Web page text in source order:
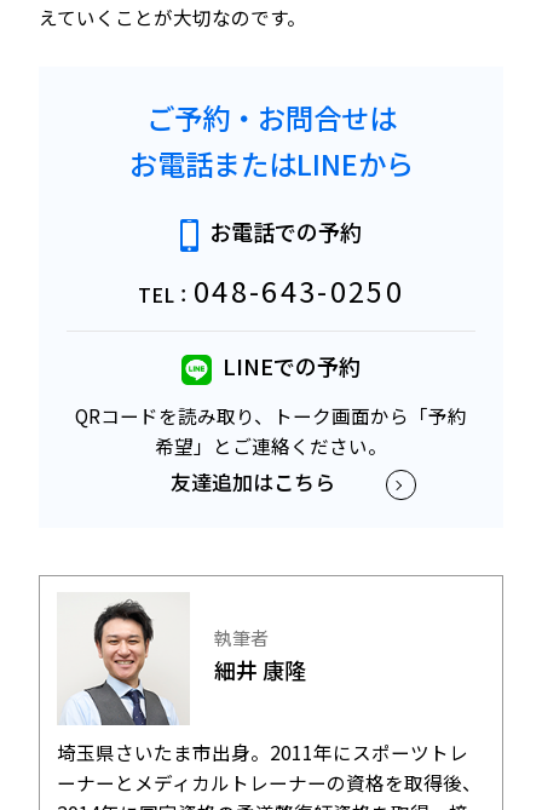
えていくことが大切なのです。
ご予約・お問合せは
お電話またはLINEから
お電話での予約
TEL： 048-643-0250
LINEでの予約
QRコードを読み取り、トーク画面から「予約
希望」と ご連絡ください。
友達追加はこちら
執筆者
細井 康隆
埼玉県さいたま市出身。2011年にスポーツトレ
ーナーとメディカルトレーナーの資格を取得後、